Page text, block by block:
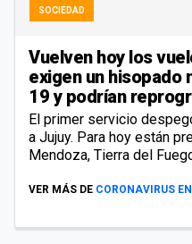
SOCIEDAD
Vuelven hoy los
exigen un hisopado
19 y podrían
El primer servicio
a Jujuy. Para hoy están
Mendoza, Tierra del
VER MÁS DE CORONAVIRUS